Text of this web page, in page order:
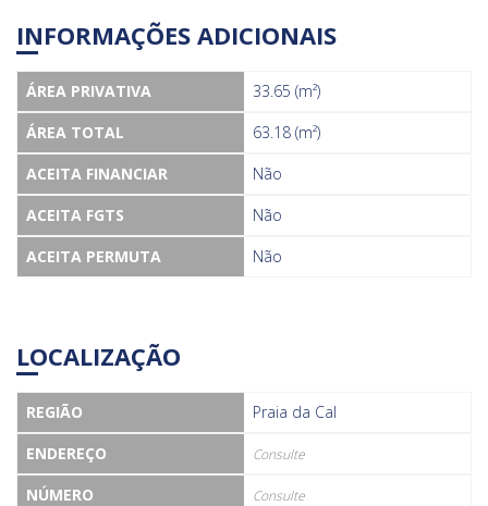
INFORMAÇÕES ADICIONAIS
ÁREA PRIVATIVA
33.65 (m²)
ÁREA TOTAL
63.18 (m²)
ACEITA FINANCIAR
Não
ACEITA FGTS
Não
ACEITA PERMUTA
Não
LOCALIZAÇÃO
REGIÃO
Praia da Cal
ENDEREÇO
Consulte
NÚMERO Consulte